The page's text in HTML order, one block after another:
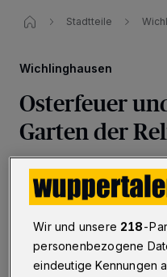
Stadtteile
Wichlinghausen
Osterfeuer
Garten der
Wuppertal·Der Verein
Wuppertal“ in
einem kleinen
2025) von 15 bis 18
Wir und unsere 218-
personenbezogene
eindeutige Kennungen